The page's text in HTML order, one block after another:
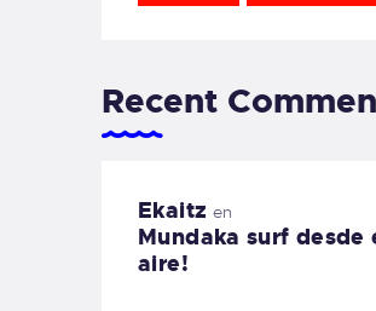
Recent
Ekaitz en
Mundaka surf desde
aire!